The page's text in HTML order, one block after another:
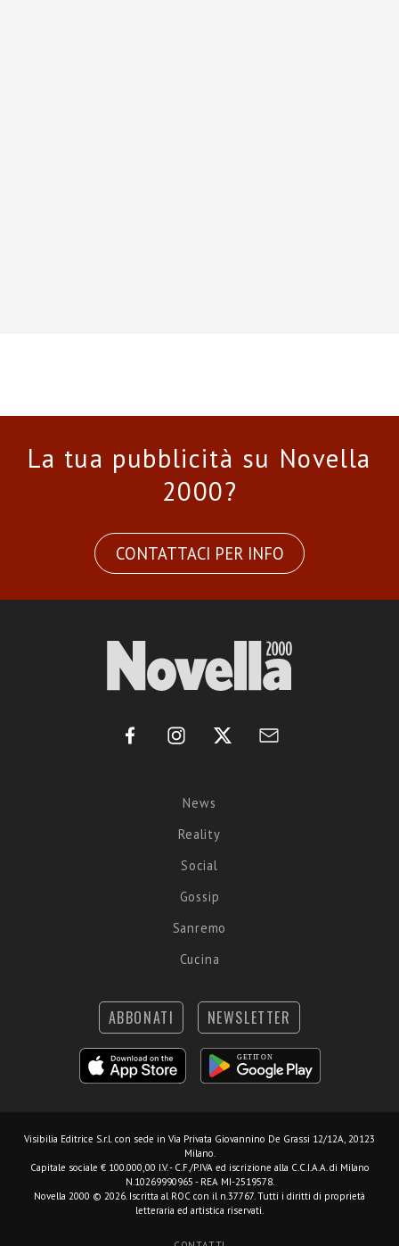
La tua pubblicità su Novella
2000?
CONTATTACI PER INFO
News
Reality
Social
Gossip
Sanremo
Cucina
ABBONATI NEWSLETTER
Visibilia Editrice S.r.l. con sede in Via Privata Giovannino De Grassi 12/12A, 20123
Milano.
Capitale sociale € 100.000,00 I.V. - C.F./P.IVA ed iscrizione alla C.C.I.A.A. di Milano
N.10269990965 - REA MI-2519578.
Novella 2000 © 2026. Iscritta al ROC con il n.37767. Tutti i diritti di proprietà
letteraria ed artistica riservati.